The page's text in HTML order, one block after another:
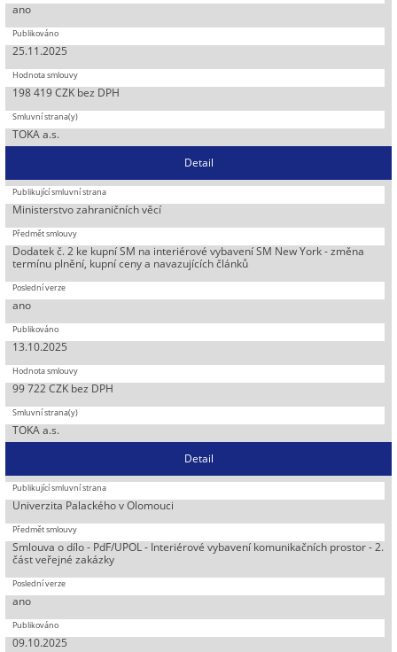
ano
25.11.2025
198 419 CZK bez DPH
TOKA a.s.
Detail
Ministerstvo zahraničních věcí
Dodatek č. 2 ke kupní SM na interiérové vybavení SM New York - změna
termínu plnění, kupní ceny a navazujících článků
ano
13.10.2025
99 722 CZK bez DPH
TOKA a.s.
Detail
Univerzita Palackého v Olomouci
Smlouva o dílo - PdF/UPOL - Interiérové vybavení komunikačních prostor - 2.
část veřejné zakázky
ano
09.10.2025